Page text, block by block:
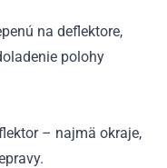
na deflektore,
polohy
– najmä okraje,